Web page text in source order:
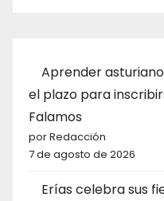
Aprender
el plazo para
Falamos
por Redacción
7 de agosto de 2026
Erías celebra sus